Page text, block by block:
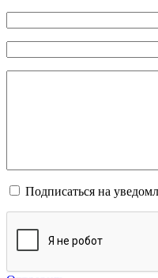
Подписаться на